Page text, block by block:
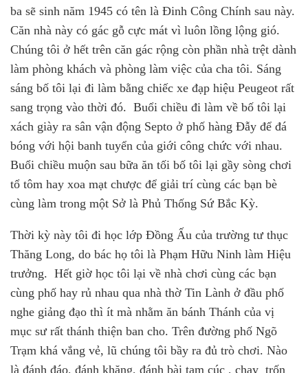
ba sẽ sinh năm 1945 có tên là Đinh Công Chính sau này.
Căn nhà này có gác gỗ cực mát vì luôn lồng lộng gió.
Chúng tôi ở hết trên căn gác rộng còn phần nhà trệt dành
làm phòng khách và phòng làm việc của cha tôi. Sáng
sáng bố tôi lại đi làm bằng chiếc xe đạp hiệu Peugeot rất
sang trọng vào thời đó. Buổi chiều đi làm về bố tôi lại
xách giày ra sân vận động Septo ở phố hàng Đẫy để đá
bóng với hội banh tuyển của giới công chức với nhau.
Buổi chiều muộn sau bữa ăn tối bố tôi lại gầy sòng chơi
tổ tôm hay xoa mạt chược để giải trí cùng các bạn bè
cùng làm trong một Sở là Phủ Thống Sứ Bắc Kỳ.
Thời kỳ này tôi đi học lớp Đồng Ấu của trường tư thục
Thăng Long, do bác họ tôi là Phạm Hữu Ninh làm Hiệu
trưởng. Hết giờ học tôi lại về nhà chơi cùng các bạn
cùng phố hay rủ nhau qua nhà thờ Tin Lành ở đầu phố
nghe giảng đạo thì ít mà nhằm ăn bánh Thánh của vị
mục sư rất thánh thiện ban cho. Trên đường phố Ngõ
Trạm khá vắng vẻ, lũ chúng tôi bầy ra đủ trò chơi. Nào
là đánh đáo, đánh khăng, đánh bài tam cúc , chạy trốn